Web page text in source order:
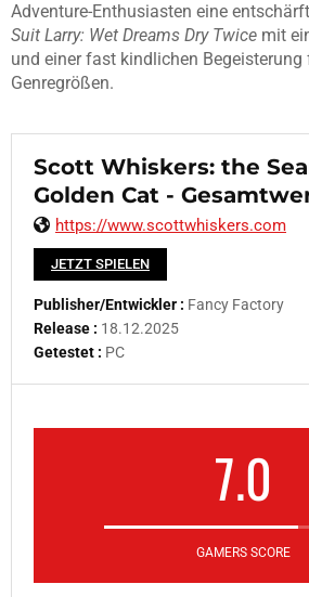
Adventure-Enthusiasten eine
Suit Larry: Wet Dreams Dry Twice mit
und einer fast kindlichen Begeisterung
Genregrößen.
Scott Whiskers: the
Golden Cat -
https://www.scottwhiskers.com
JETZT SPIELEN
Publisher/Entwickler : Fancy Factory
Release : 18.12.2025
Getestet : PC
7.0
GAMERS SCORE